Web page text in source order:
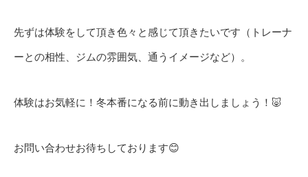
先ずは体験をして頂き色々と感じて頂きたいです（トレーナ
ーとの相性、ジムの雰囲気、通うイメージなど）。
体験はお気軽に！冬本番になる前に動き出しましょう！🐷
お問い合わせお待ちしております😊